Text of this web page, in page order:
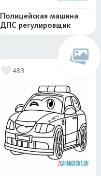
Полицейская машина
ДПС регулировщик
483